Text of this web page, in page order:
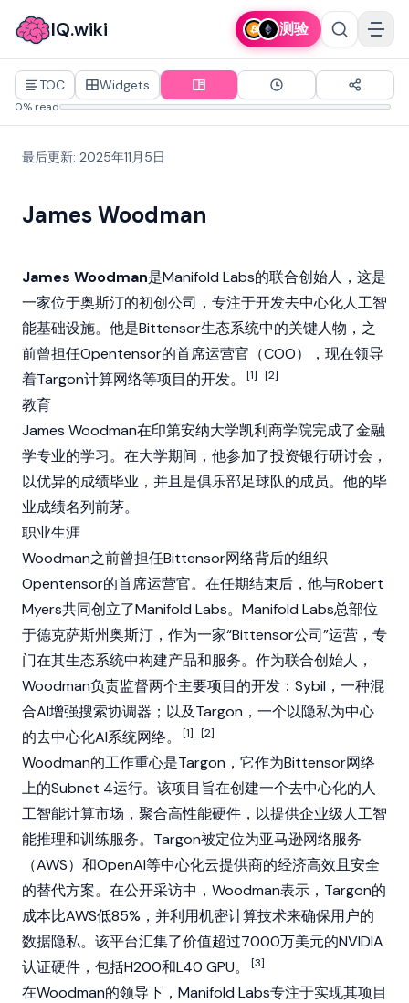
IQ.wiki 测验
TOC Widgets
0% read
最后更新: 2025年11月5日
James Woodman
James Woodman是Manifold Labs的联合创始人，这是
一家位于奥斯汀的初创公司，专注于开发去中心化人工智
能基础设施。他是Bittensor生态系统中的关键人物，之
前曾担任Opentensor的首席运营官（COO），现在领导
着Targon计算网络等项目的开发。 [1] [2]
教育
James Woodman在印第安纳大学凯利商学院完成了金融
学专业的学习。在大学期间，他参加了投资银行研讨会，
以优异的成绩毕业，并且是俱乐部足球队的成员。他的毕
业成绩名列前茅。
职业生涯
Woodman之前曾担任Bittensor网络背后的组织
Opentensor的首席运营官。在任期结束后，他与Robert
Myers共同创立了Manifold Labs。Manifold Labs总部位
于德克萨斯州奥斯汀，作为一家“Bittensor公司”运营，专
门在其生态系统中构建产品和服务。作为联合创始人，
Woodman负责监督两个主要项目的开发：Sybil，一种混
合AI增强搜索协调器；以及Targon ，一个以隐私为中心
的去中心化AI系统网络。
[1] [2]
Woodman的工作重心是Targon ，它作为Bittensor网络
上的Subnet 4运行。该项目旨在创建一个去中心化的人
工智能计算市场，聚合高性能硬件，以提供企业级人工智
能推理和训练服务。Targon被定位为亚马逊网络服务
（AWS）和OpenAI等中心化云提供商的经济高效且安全
的替代方案。在公开采访中，Woodman表示，Targon的
成本比AWS低85%，并利用机密计算技术来确保用户的
数据隐私。该平台汇集了价值超过7000万美元的NVIDIA
认证硬件，包括H200和L40 GPU。
[3]
在Woodman的领导下，Manifold Labs专注于实现其项目